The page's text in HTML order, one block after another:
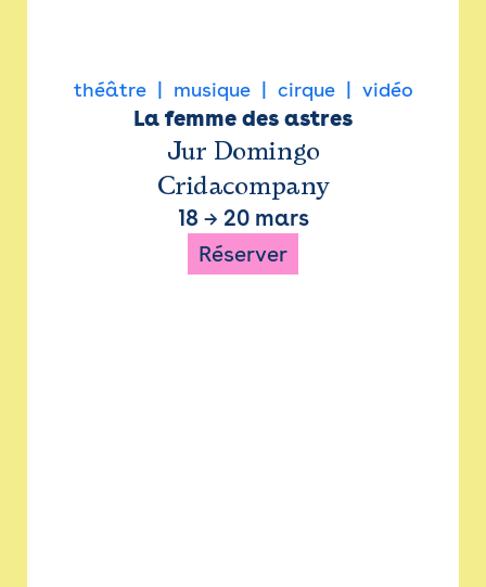
théâtre musique cirque vidéo
La femme des astres
Jur Domingo
Cridacompany
18 → 20 mars
Réserver